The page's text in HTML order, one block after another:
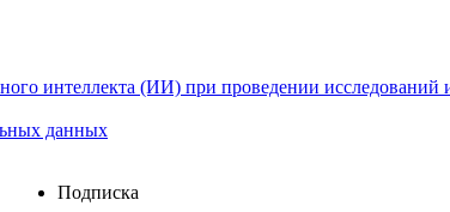
интеллекта (ИИ) при проведении исследований
данных
Подписка